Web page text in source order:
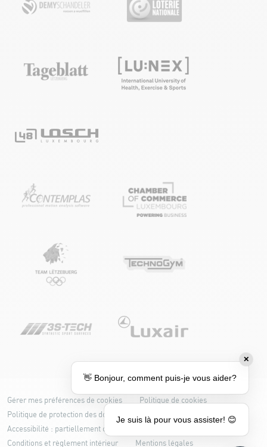
Gérer mes préférences de cookies
Politique de cookies
Politique de protection des données
Accessibilité : partiellement conforme
Conditions et règlement intérieur
Mentions légales
✕
👋 Bonjour, comment puis-je vous aider?
Je suis là pour vous assister! 😊